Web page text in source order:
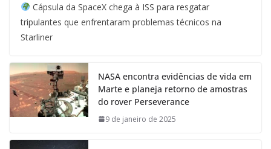
Cápsula da SpaceX chega à ISS para resgatar
tripulantes que enfrentaram problemas técnicos na
Starliner
NASA encontra evidências de vida em
Marte e planeja retorno de amostras
do rover Perseverance
9 de janeiro de 2025